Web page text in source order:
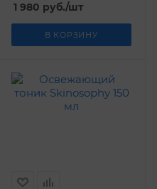
1 980 руб./шт
В КОРЗИНУ